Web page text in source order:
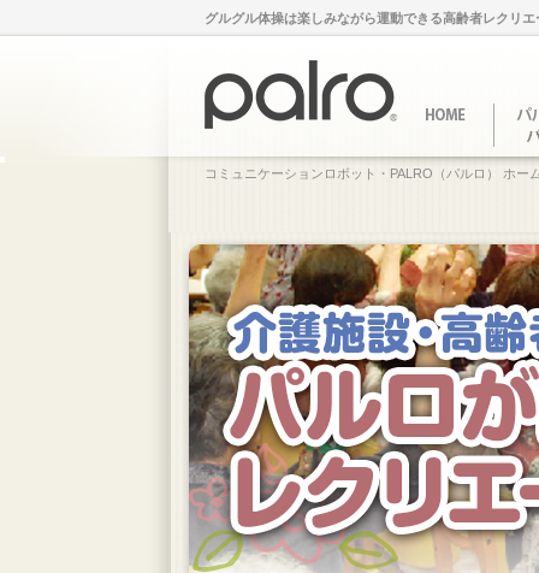
グルグル体操は楽しみながら運動できる高齢者レクリ
コミュニケーションロボット・PALRO（パルロ） ホー